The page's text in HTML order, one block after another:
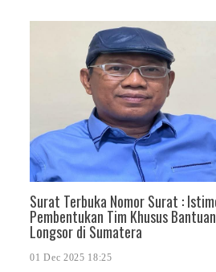
Surat Terbuka Nomor Surat :
Pembentukan Tim Khusus
Longsor di Sumatera
01 Dec 2025 18:25